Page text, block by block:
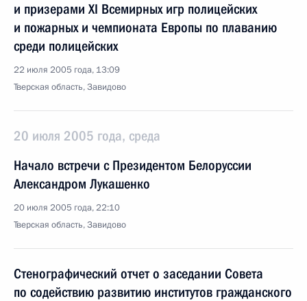
и призерами XI Всемирных игр полицейских
и пожарных и чемпионата Европы по плаванию
среди полицейских
22 июля 2005 года, 13:09
Тверская область, Завидово
20 июля 2005 года, среда
Начало встречи с Президентом Белоруссии
Александром Лукашенко
20 июля 2005 года, 22:10
Тверская область, Завидово
Стенографический отчет о заседании Совета
по содействию развитию институтов гражданского